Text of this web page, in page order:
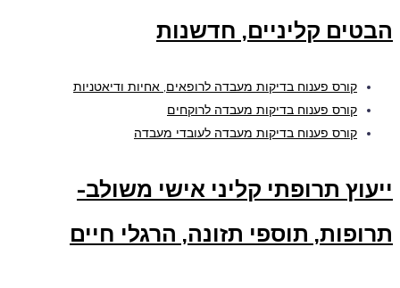
הבטים קליניים, חדשנות
קורס פענוח בדיקות מעבדה לרופאים, אחיות ודיאטניות
קורס פענוח בדיקות מעבדה לרוקחים
קורס פענוח בדיקות מעבדה לעובדי מעבדה
ייעוץ תרופתי קליני אישי משולב-
תרופות, תוספי תזונה, הרגלי חיים